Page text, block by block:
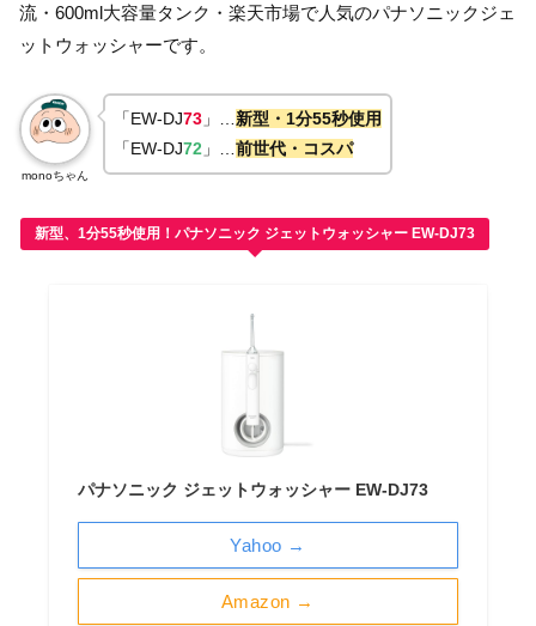
流・600ml大容量タンク・楽天市場で人気のパナソニックジェ
ットウォッシャーです。
monoちゃん
「EW-DJ73 」… 新型・1分55秒使用
「EW-DJ72 」… 前世代・コスパ
新型、1分55秒使用！パナソニック ジェットウォッシャー EW-DJ73
パナソニック ジェットウォッシャー EW-DJ73
Amazon →
Yahoo →